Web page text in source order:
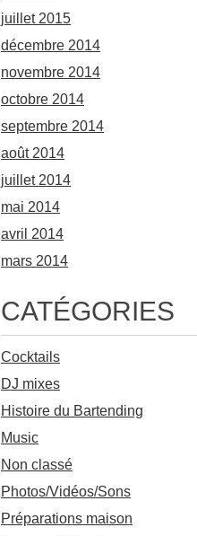
juillet 2015
décembre 2014
novembre 2014
octobre 2014
septembre 2014
août 2014
juillet 2014
mai 2014
avril 2014
mars 2014
CATÉGORIES
Cocktails
DJ mixes
Histoire du Bartending
Music
Non classé
Photos/Vidéos/Sons
Préparations maison